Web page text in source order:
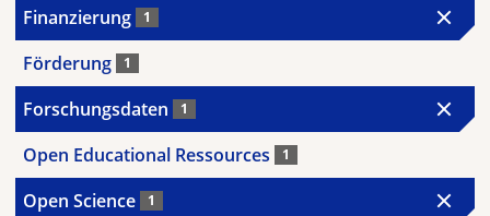
Finanzierung 1
Förderung 1
Forschungsdaten 1
Open Educational Ressources 1
Open Science 1